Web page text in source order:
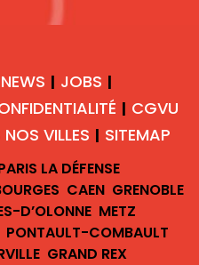
NEWS | JOBS |
| CGVU
VILLES | SITEMAP
LA DÉFENSE
CAEN GRENOBLE
D’OLONNE METZ
PONTAULT-COMBAULT
GRAND REX